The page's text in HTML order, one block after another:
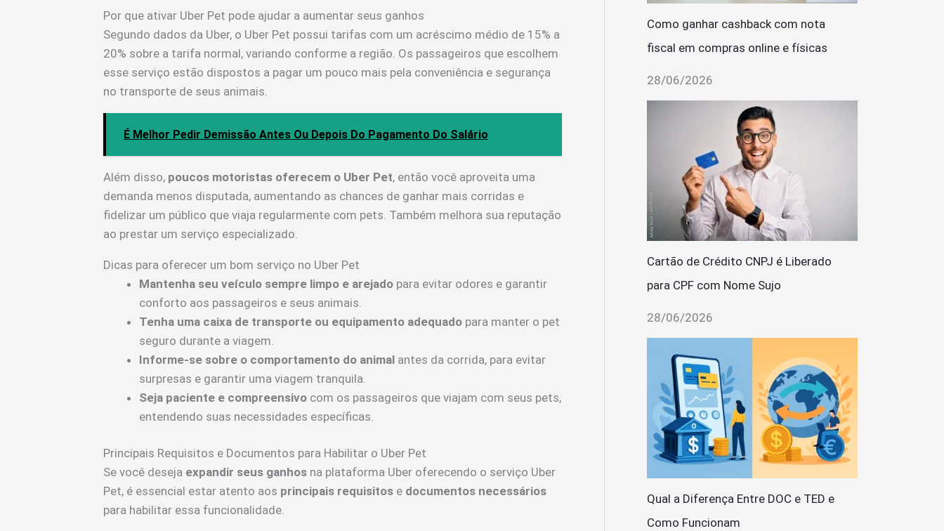
Por que ativar Uber Pet pode ajudar a aumentar seus ganhos
Segundo dados da Uber, o Uber Pet possui tarifas com um acréscimo médio de 15% a
20% sobre a tarifa normal, variando conforme a região. Os passageiros que escolhem
esse serviço estão dispostos a pagar um pouco mais pela conveniência e segurança
no transporte de seus animais.
É Melhor Pedir Demissão Antes Ou Depois Do Pagamento Do Salário
Além disso, poucos motoristas oferecem o Uber Pet, então você aproveita uma
demanda menos disputada, aumentando as chances de ganhar mais corridas e
fidelizar um público que viaja regularmente com pets. Também melhora sua reputação
ao prestar um serviço especializado.
Dicas para oferecer um bom serviço no Uber Pet
Mantenha seu veículo sempre limpo e arejado para evitar odores e garantir
conforto aos passageiros e seus animais.
Tenha uma caixa de transporte ou equipamento adequado para manter o pet
seguro durante a viagem.
Informe-se sobre o comportamento do animal antes da corrida, para evitar
surpresas e garantir uma viagem tranquila.
Seja paciente e compreensivo com os passageiros que viajam com seus pets,
entendendo suas necessidades específicas.
Principais Requisitos e Documentos para Habilitar o Uber Pet
Se você deseja expandir seus ganhos na plataforma Uber oferecendo o serviço Uber
Pet, é essencial estar atento aos principais requisitos e documentos necessários
para habilitar essa funcionalidade.
Como ganhar cashback com nota
fiscal em compras online e físicas
28/06/2026
Cartão de Crédito CNPJ é Liberado
para CPF com Nome Sujo
28/06/2026
Qual a Diferença Entre DOC e TED e
Como Funcionam